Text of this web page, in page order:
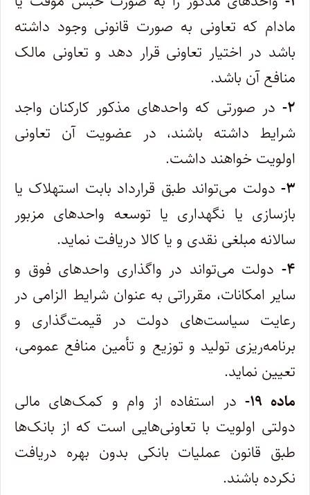
مادام که تعاونی به صورت قانونی وجود داشته
باشد در اختیار تعاونی قرار دهد و تعاونی مالک
منافع آن باشد.
۲- در صورتی که واحدهای مذکور کارکنان واجد
شرایط داشته باشند، در عضویت آن تعاونی
اولویت خواهند داشت.
۳- دولت می‌تواند طبق قرارداد بابت استهلاک یا
بازسازی یا نگهداری یا توسعه واحدهای مزبور
سالانه مبلغی نقدی و یا کالا دریافت نماید.
۴- دولت می‌تواند در واگذاری واحدهای فوق و
سایر امکانات، مقرراتی به عنوان شرایط الزامی در
رعایت سیاست‌های دولت در قیمت‌گذاری و
برنامه‌ریزی تولید و توزیع و تأمین منافع عمومی،
تعیین نماید.
ماده ۱۹-
در استفاده از وام و کمک‌های مالی
دولتی اولویت با تعاونی‌هایی است که از بانک‌ها
طبق قانون عملیات بانکی بدون بهره دریافت
نکرده باشند.